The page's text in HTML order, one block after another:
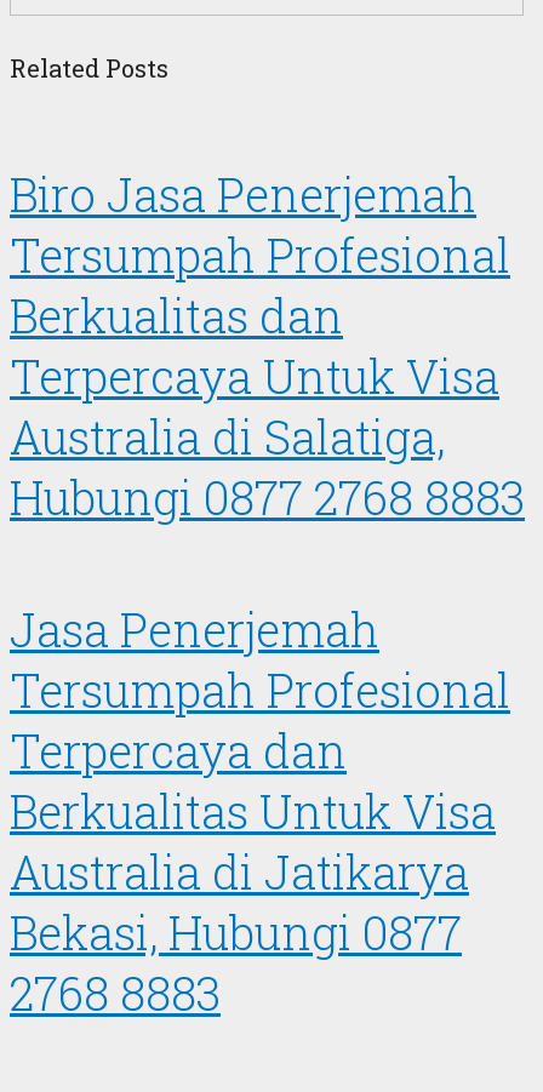
Related Posts
Biro Jasa Penerjemah
Tersumpah Profesional
Berkualitas dan
Terpercaya Untuk Visa
Australia di Salatiga,
Hubungi 0877 2768 8883
Jasa Penerjemah
Tersumpah Profesional
Terpercaya dan
Berkualitas Untuk Visa
Australia di Jatikarya
Bekasi, Hubungi 0877
2768 8883